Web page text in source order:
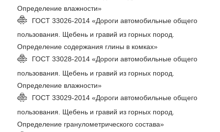
Определение влажности»
ГОСТ 33026-2014 «Дороги автомобильные общего
пользования. Щебень и гравий из горных пород.
Определение содержания глины в комках»
ГОСТ 33028-2014 «Дороги автомобильные общего
пользования. Щебень и гравий из горных пород.
Определение влажности»
ГОСТ 33029-2014 «Дороги автомобильные общего
пользования. Щебень и гравий из горных пород.
Определение гранулометрического состава»